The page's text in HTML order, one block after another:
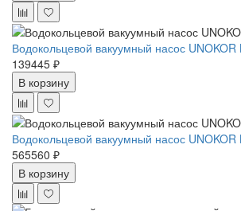
Водокольцевой вакуумный насос UNOKOR
139445 ₽
В корзину
Водокольцевой вакуумный насос UNOKOR
565560 ₽
В корзину